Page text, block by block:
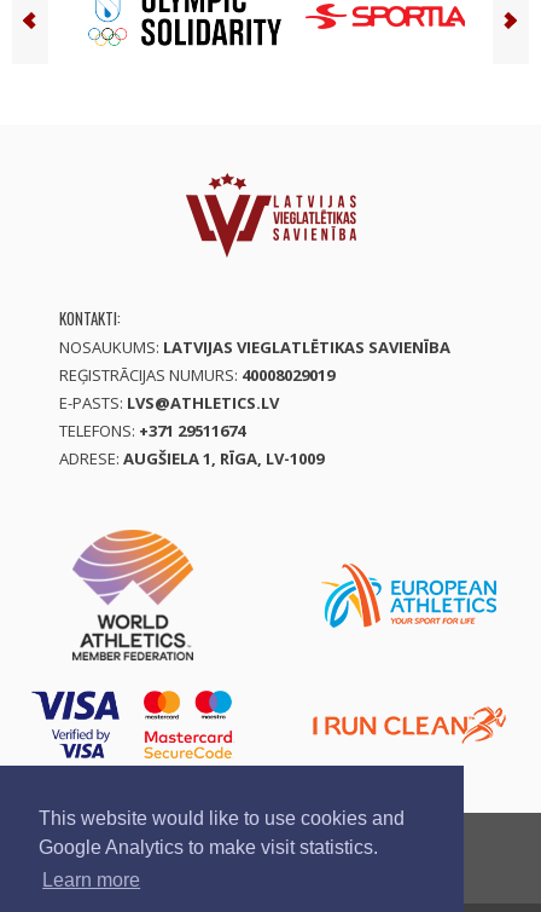
This website would like to use cookies and
Google Analytics to make visit statistics.
Learn more
KONTAKTI:
NOSAUKUMS: LATVIJAS VIEGLATLĒTIKAS SAVIENĪBA
REĢISTRĀCIJAS NUMURS: 40008029019
E-PASTS: LVS@ATHLETICS.LV
TELEFONS: +371 29511674
ADRESE: AUGŠIELA 1, RĪGA, LV-1009
Ziņo par pārkāpumu
Privātuma politika
Pirkšanas un atgriešanas noteikumi